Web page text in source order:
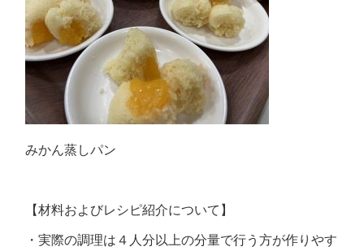
みかん蒸しパン
【材料およびレシピ紹介について】
・実際の調理は４人分以上の分量で行う方が作りやす